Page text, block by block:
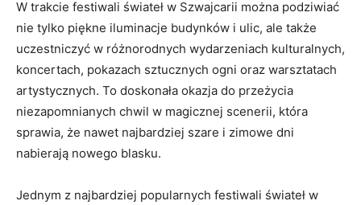
W trakcie festiwali świateł w Szwajcarii można ⁢podziwiać⁢
nie tylko piękne iluminacje budynków‍ i‌ ulic, ale ‍także
uczestniczyć⁣ w⁤ różnorodnych wydarzeniach kulturalnych,
⁣koncertach, pokazach sztucznych ogni oraz warsztatach
artystycznych. To doskonała okazja do przeżycia
niezapomnianych chwil w magicznej scenerii, która
sprawia, że nawet najbardziej szare i‍ zimowe dni
nabierają nowego blasku.
Jednym z⁣ najbardziej popularnych festiwali świateł w⁣